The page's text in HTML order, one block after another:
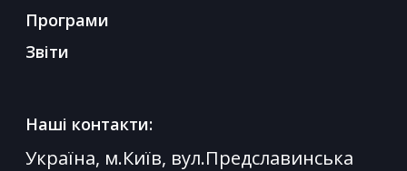
Програми
Звіти
Наші контакти:
Україна, м.Київ, вул.Предславинська